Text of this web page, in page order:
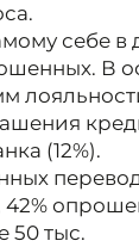
себе
В
(12%).
50 тыс.